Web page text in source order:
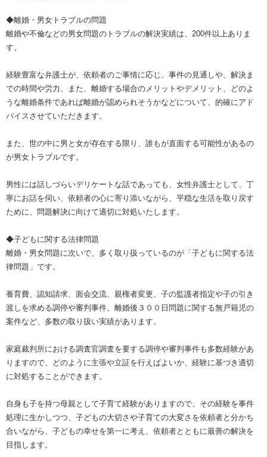
◆離婚・男女トラブルの問題
離婚や不倫などの男女問題のトラブルの解決実績は、200件以上ありま
す。
経験豊富な弁護士が、依頼者のご事情に応じ、事件の見通しや、解決ま
での時間や労力、また、離婚する場合のメリットやデメリット、どのよ
うな離婚条件であれば離婚が認められそうかなどについて、的確にアド
バイスさせていただきます。
また、世の中に男と女が存在する限り、誰もが直面する可能性があるの
が男女トラブルです。
男性には話しづらいデリケートな話であっても、女性弁護士として、丁
寧にお話を伺い、依頼者の心に寄り添いながら、平穏な生活を取り戻す
ために、問題解決に向けて適切に対処いたします。
◆子どもに関する法律問題
離婚・男女問題に次いで、多く取り扱っているのが「子どもに関する法
律問題」です。
養育費、認知請求、面会交流、親権者変更、子の監護者指定や子の引き
渡しを求める調停や審判事件、離婚後３００日問題に関する無戸籍児の
案件など、多数の取り扱い実績があります。
家庭裁判所における調査官調査を要する調停や審判事件も多数経験があ
りますので、どのように主張や立証を行えばよいか、経験に基づき適切
に対処することができます。
自身も子を持つ母親として子育て経験がありますので、その経験を事件
処理に生かしつつ、子どもの大切さや子育ての大変さを依頼者と分かち
合いながら、子どもの幸せを第一に考え、依頼者とともに最善の解決を
目指します。